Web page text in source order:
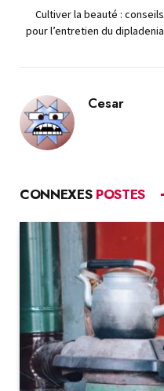
Cultiver la beauté : conseils
pour l’entretien du dipladenia
Cesar
CONNEXES POSTES